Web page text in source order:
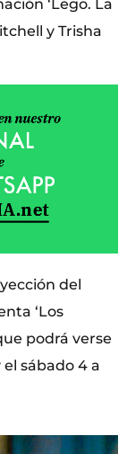
‘Lego. La
y Trisha
del
‘Los
podrá verse
el sábado 4 a